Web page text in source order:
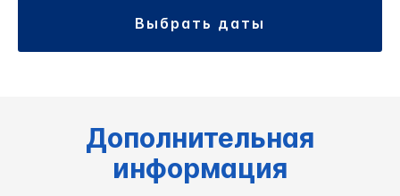
выбрать даты
Дополнительная
информация